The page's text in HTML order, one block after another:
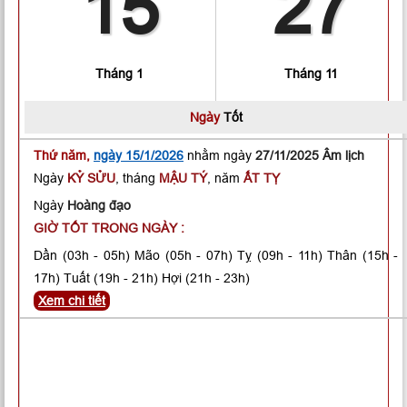
Tháng 1 Tháng 11
NgàyTốt
Thứ năm, ngày 15/1/2026 nhằm ngày 27/11/2025 Âm lịch
Ngày KỶ SỬU , tháng MẬU TÝ, năm ẤT TỴ
Ngày Hoàng đạo
GIỜ TỐT TRONG NGÀY :
Dần (03h - 05h) Mão (05h - 07h) Tỵ (09h - 11h) Thân (15h -
17h) Tuất (19h - 21h) Hợi (21h - 23h)
Xem chi tiết